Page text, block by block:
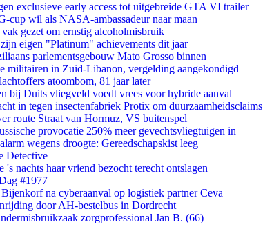
exclusieve early access tot uitgebreide GTA VI trailer
cup wil als NASA-ambassadeur naar maan
gezet om ernstig alcoholmisbruik
eigen "Platinum" achievements dit jaar
parlementsgebouw Mato Grosso binnen
militairen in Zuid-Libanon, vergelding aangekondigd
atoombom, 81 jaar later
bij Duits vliegveld voedt vrees voor hybride aanval
in tegen insectenfabriek Protix om duurzaamheidsclaims
route Straat van Hormuz, VS buitenspel
provocatie 250% meer gevechtsvliegtuigen in
wegens droogte: Gereedschapskist leeg
Detective
's nachts haar vriend bezocht terecht ontslagen
#1977
na cyberaanval op logistiek partner Ceva
door AH-bestelbus in Dordrecht
zorgprofessional Jan B. (66)